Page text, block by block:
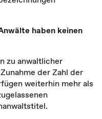
haben keinen
zu anwaltlicher
der Zahl der
weiterhin mehr als